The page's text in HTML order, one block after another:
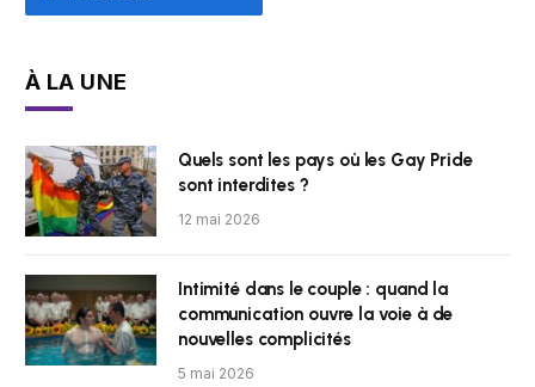
À LA UNE
Quels sont les pays où les Gay Pride
sont interdites ?
12 mai 2026
Intimité dans le couple : quand la
communication ouvre la voie à de
nouvelles complicités
5 mai 2026